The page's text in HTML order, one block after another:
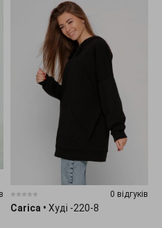
0 відгуків
Carica • Худі -220-8